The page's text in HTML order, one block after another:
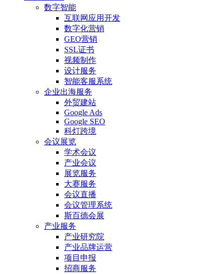
数字智能
互联网应用开发
数字化营销
GEO营销
SSL证书
视频制作
设计服务
智能客服系统
企业出海服务
外贸建站
Google Ads
Google SEO
科灯跨境
会议展览
学术会议
产业会议
展览服务
大赛服务
会议直播
会议管理系统
斯百德会展
产业服务
产业研究院
产业品牌运营
项目申报
招商服务